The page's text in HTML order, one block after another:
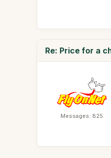
Re: Price for a
Messages: 825